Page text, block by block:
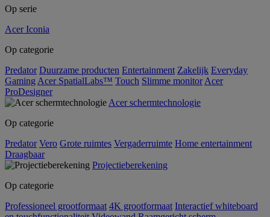
Op serie
Acer Iconia
Op categorie
Predator Duurzame producten Entertainment Zakelijk Everyday
Gaming Acer SpatialLabs™ Touch Slimme monitor Acer
ProDesigner
Acer schermtechnologie
Op categorie
Predator Vero Grote ruimtes Vergaderruimte Home entertainment
Draagbaar
Projectieberekening
Op categorie
Professioneel grootformaat 4K grootformaat Interactief whiteboard